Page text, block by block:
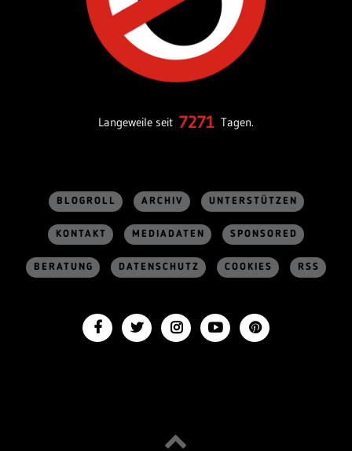
Langeweile seit 7271 Tagen.
BLOGROLL ARCHIV UNTERSTÜTZEN
KONTAKT MEDIADATEN SPONSORED
BERATUNG DATENSCHUTZ COOKIES RSS